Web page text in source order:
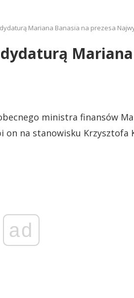
Mariana Banasia na prezesa
ministra finansów
on na stanowisku Krzysztofa
ad